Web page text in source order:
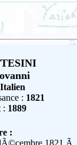
Italien
: 1821
: 1889
: